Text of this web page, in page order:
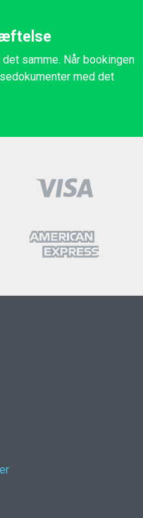
samme. Når bookingen
med det